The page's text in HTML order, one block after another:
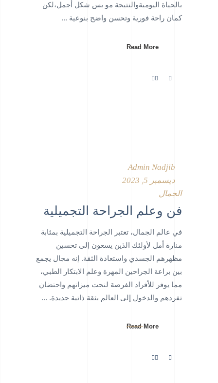
بالحياة اليوميةوالنتيجة مو بس شكل أجمل،لكن
كمان راحة فورية وتحسن واضح بنوعية
Read More
Admin Nadjib
ديسمبر 5, 2023
الجمال
فن وعلم الجراحة التجميلية
في عالم الجمال، تعتبر الجراحة التجميلية بمثابة
منارة أمل لأولئك الذين يسعون إلى تحسين
مظهرهم الجسدي واستعادة الثقة. إنه مجال يجمع
بين براعة الجراحين المهرة وعلم الابتكار الطبي،
مما يوفر للأفراد الفرصة لنحت ميزاتهم واحتضان
تفردهم والدخول إلى العالم بثقة ذاتية جديدة.
Read More